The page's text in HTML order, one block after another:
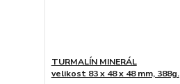
TURMALÍN MINERÁL
velikost 83 x 48 x 48 mm, 388g.